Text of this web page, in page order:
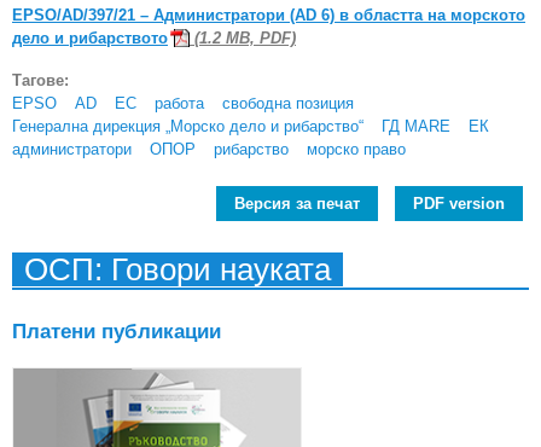
EPSO/AD/397/21 – Администратори (AD 6) в областта на морското
дело и рибарството
(1.2 MB, PDF)
Тагове:
EPSO
AD ЕС работа
свободна позиция
Генерална дирекция „Морско дело и рибарство“
ГД MARE
ЕК
администратори
ОПОР рибарство морско право
Версия за печат PDF version
ОСП: Говори науката
Платени публикации